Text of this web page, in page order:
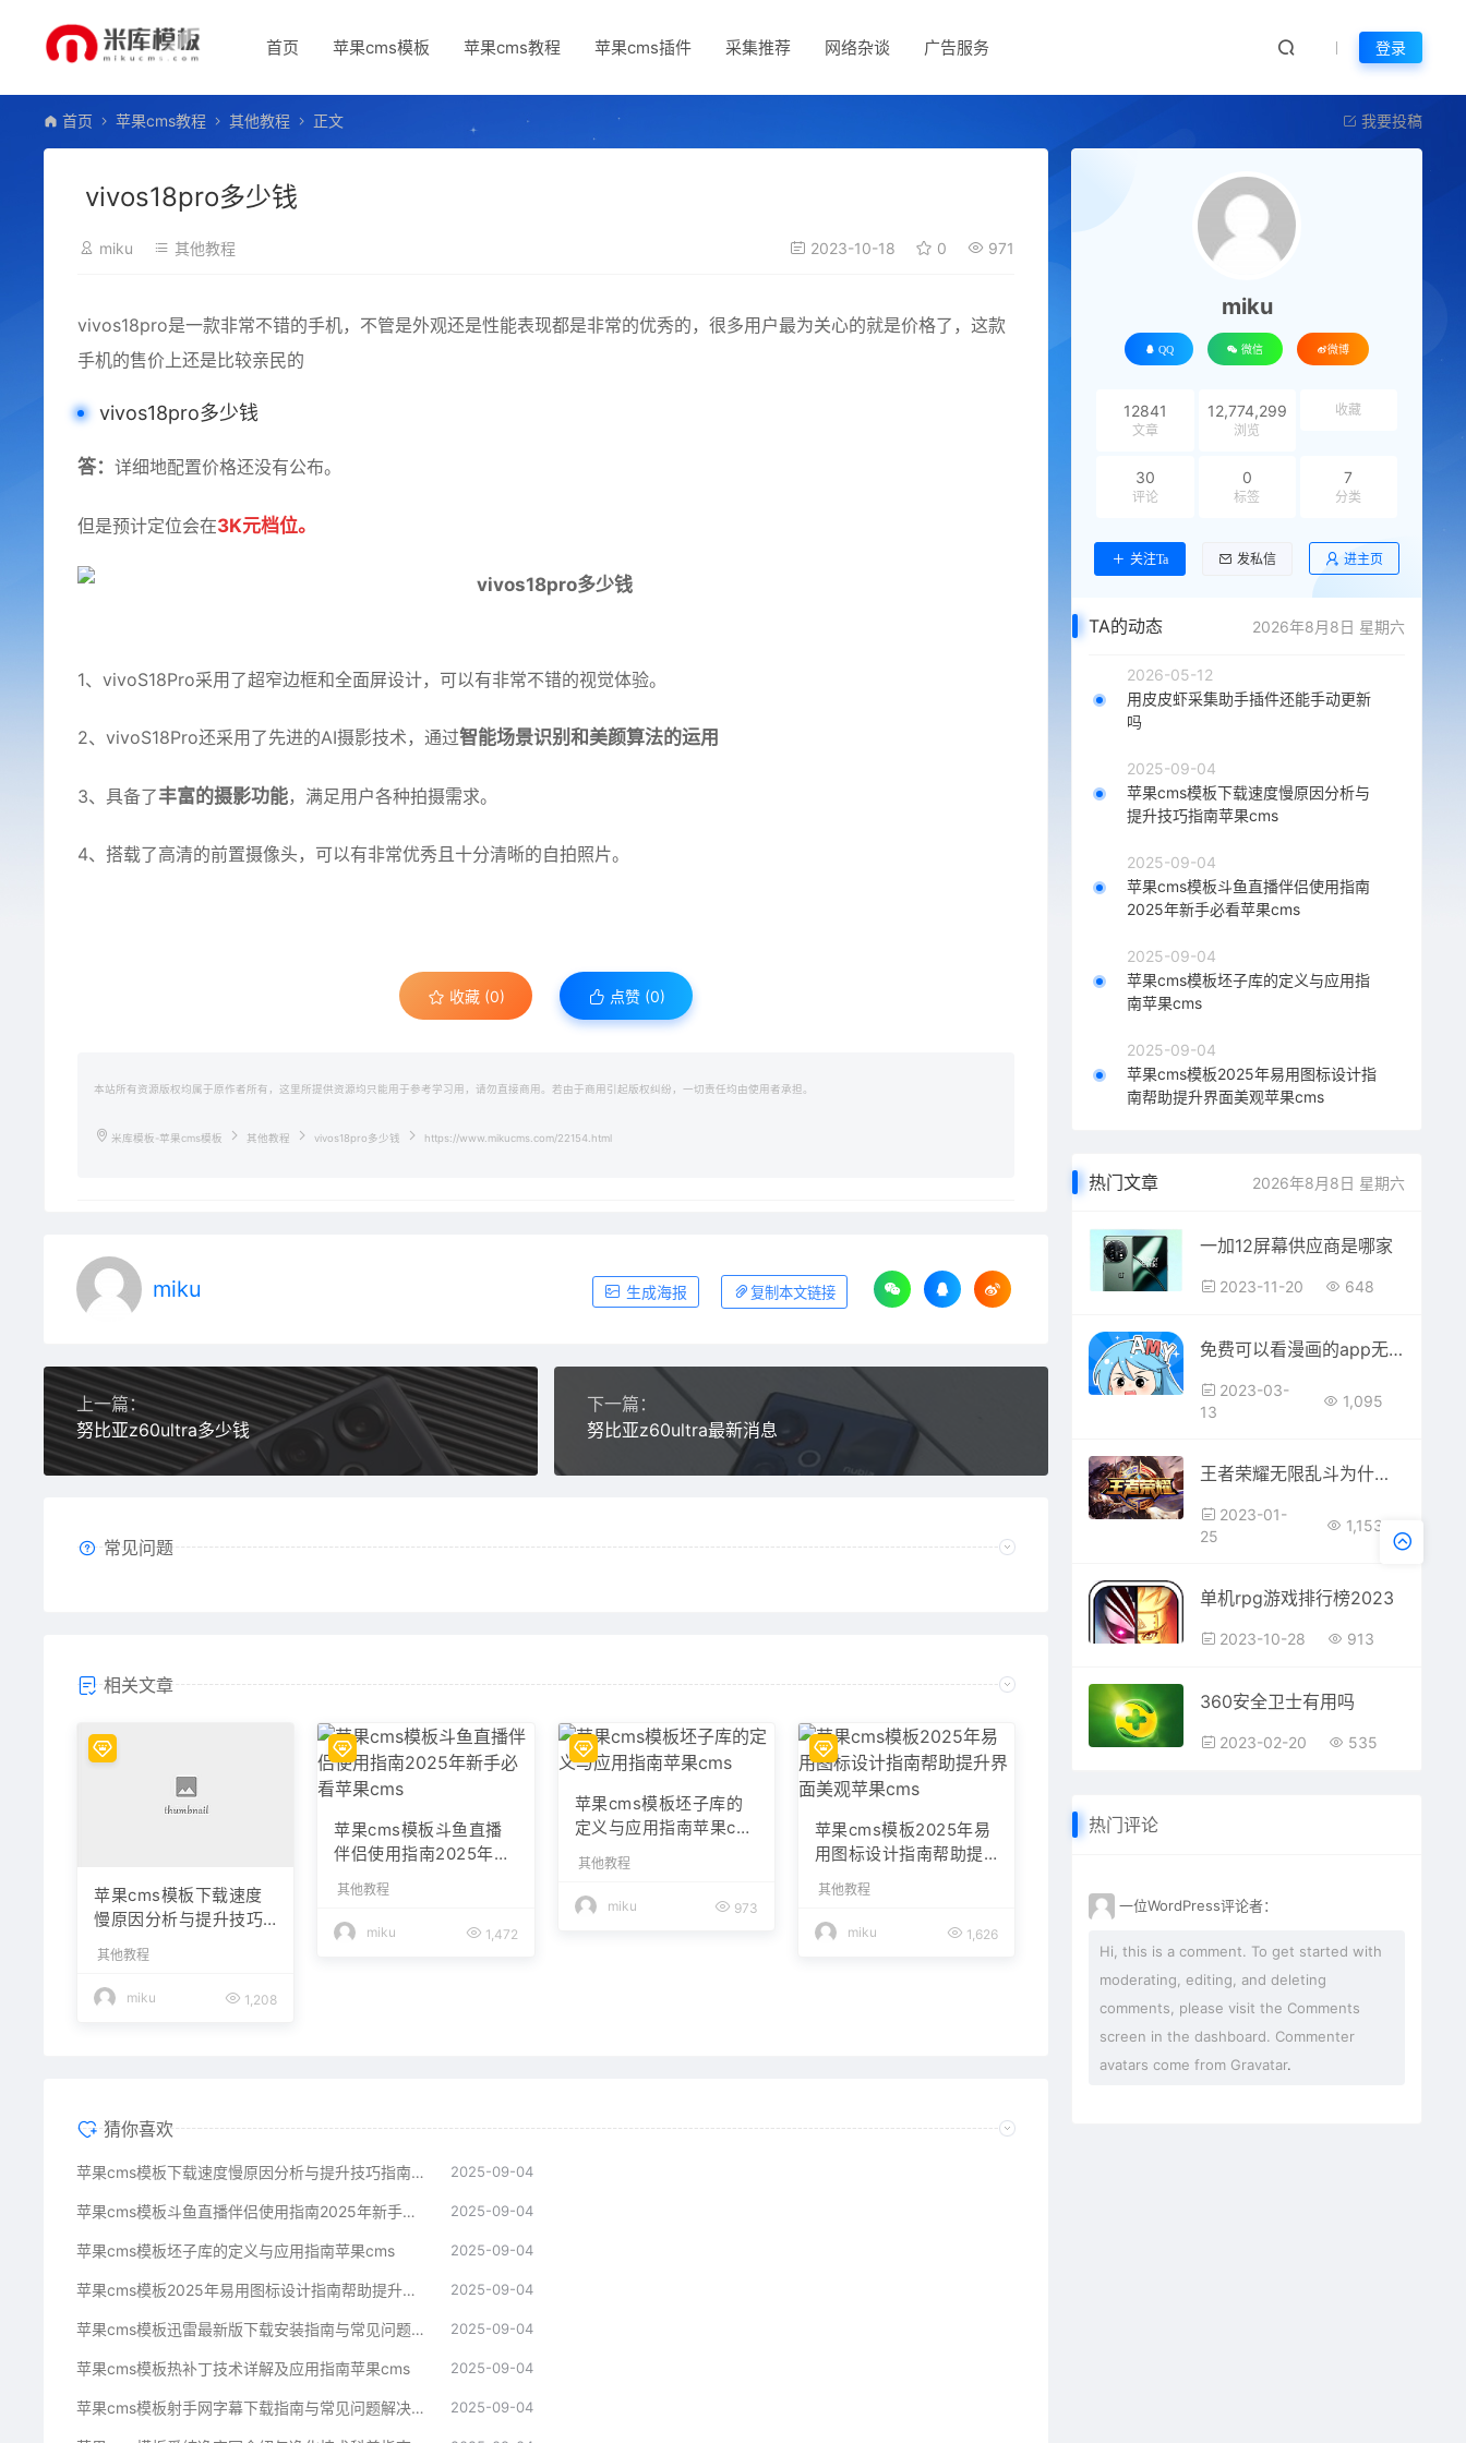
首页 苹果cms模板 苹果cms教程 苹果cms插件 采集推荐 网络杂谈 广告服务 登录
首页 苹果cms教程 其他教程 正文 我要投稿
vivos18pro多少钱
miku 其他教程 2023-10-18 0 971
vivos18pro是一款非常不错的手机，不管是外观还是性能表现都是非常的优秀的，很多用户最为关心的就是价格了，这款
手机的售价上还是比较亲民的
vivos18pro多少钱
答： 详细地配置价格还没有公布。
但是预计定位会在3K元档位。
1、vivoS18Pro采用了超窄边框和全面屏设计，可以有非常不错的视觉体验。
2、vivoS18Pro还采用了先进的AI摄影技术，通过智能场景识别和美颜算法的运用
3、具备了丰富的摄影功能，满足用户各种拍摄需求。
4、搭载了高清的前置摄像头，可以有非常优秀且十分清晰的自拍照片。
收藏 (0) 点赞 (0)
本站所有资源版权均属于原作者所有，这里所提供资源均只能用于参考学习用，请勿直接商用。若由于商用引起版权纠纷，一切责任均由使用者承担。
米库模板-苹果cms模板 其他教程 vivos18pro多少钱 https://www.mikucms.com/22154.html
miku 生成海报 复制本文链接
上一篇：
努比亚z60ultra多少钱
下一篇：
努比亚z60ultra最新消息
常见问题
相关文章
苹果cms模板下载速度
慢原因分析与提升技巧
指南苹果cms
其他教程
miku 1,208
苹果cms模板斗鱼直播
伴侣使用指南2025年新
手必看苹果cms
其他教程
miku 1,472
苹果cms模板坯子库的
定义与应用指南苹果cm
s
其他教程
miku 973
苹果cms模板2025年易
用图标设计指南帮助提
升界面美观苹果cms
其他教程
miku 1,626
猜你喜欢
苹果cms模板下载速度慢原因分析与提升技巧指南苹果cms 2025-09-04
苹果cms模板斗鱼直播伴侣使用指南2025年新手必看苹果cms 2025-09-04
苹果cms模板坯子库的定义与应用指南苹果cms 2025-09-04
苹果cms模板2025年易用图标设计指南帮助提升界面美观苹果cms 2025-09-04
苹果cms模板迅雷最新版下载安装指南与常见问题解决方案苹果cms 2025-09-04
苹果cms模板热补丁技术详解及应用指南苹果cms 2025-09-04
苹果cms模板射手网字幕下载指南与常见问题解决方案苹果cms 2025-09-04
miku
QQ 微信 微博
12841
文章
12,774,299
浏览
收藏
30
评论
0
标签
7
分类
关注Ta 发私信 进主页
TA的动态 2026年8月8日 星期六
2026-05-12
用皮皮虾采集助手插件还能手动更新
吗
2025-09-04
苹果cms模板下载速度慢原因分析与
提升技巧指南苹果cms
2025-09-04
苹果cms模板斗鱼直播伴侣使用指南
2025年新手必看苹果cms
2025-09-04
苹果cms模板坯子库的定义与应用指
南苹果cms
2025-09-04
苹果cms模板2025年易用图标设计指
南帮助提升界面美观苹果cms
热门文章 2026年8月8日 星期六
一加12屏幕供应商是哪家
2023-11-20 648
免费可以看漫画的app无广告有哪些
2023-03-
13
1,095
王者荣耀无限乱斗为什么没有了 王者荣耀无限乱斗在哪里
2023-01-
25
1,153
单机rpg游戏排行榜2023
2023-10-28 913
360安全卫士有用吗
2023-02-20 535
热门评论
一位WordPress评论者：
Hi, this is a comment. To get started with
moderating, editing, and deleting
comments, please visit the Comments
screen in the dashboard. Commenter
avatars come from Gravatar.